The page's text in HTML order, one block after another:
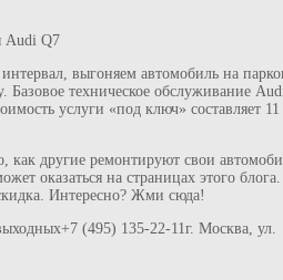
Audi Q7
выгоняем автомобиль на
Базовое техническое обслуживание
услуги «под ключ» составляет
как другие ремонтируют свои
оказаться на страницах этого блога.
Интересно? Жми сюда!
(495) 135-22-11г. Москва, ул.